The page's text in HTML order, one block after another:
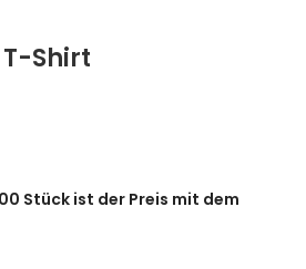
Shirt
Stück ist der Preis mit dem